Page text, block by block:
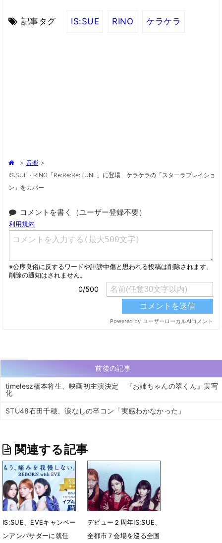
記事タグ IS:SUE RINO ケラケラ
> 音楽 >
IS:SUE・RINO「Re:Re:Re:TUNE」に登場 ケラケラの「スターラブレイショ
ン」をカバー
コメントを書く（ユーザー登録不要）
前後の記事
timelesz橋本将生、映画初主演決定 『お姉ちゃんの翠くん』実写
化
STU48石田千穂、涙なしの卒コン「実感わかなかった」
関連する記事
IS:SUE、EVEキャンペー
ンアンバサダーに就任
デビュー２周年IS:SUE、
全都市７会場を巡る全国